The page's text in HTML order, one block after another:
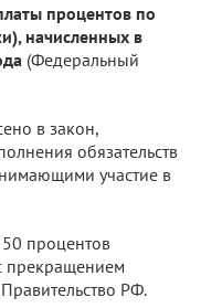
процентов по
начисленных в
(Федеральный
в закон,
обязательств
участие в
процентов
прекращением
РФ.